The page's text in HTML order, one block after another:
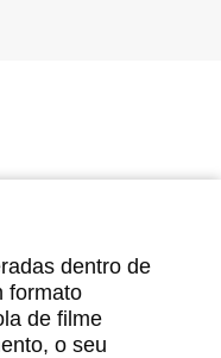
dentro de
formato
de filme
o seu